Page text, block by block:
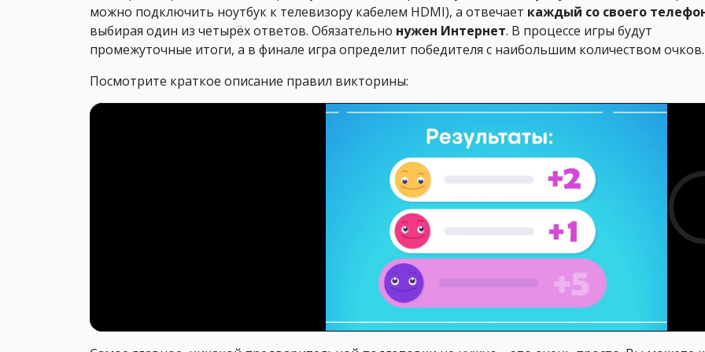
можно подключить ноутбук к телевизору кабелем HDMI), а отвечает каждый со своего
выбирая один из четырёх ответов. Обязательно нужен Интернет. В процессе игры будут
промежуточные итоги, а в финале игра определит победителя с наибольшим количеством очков.
Посмотрите краткое описание правил викторины: